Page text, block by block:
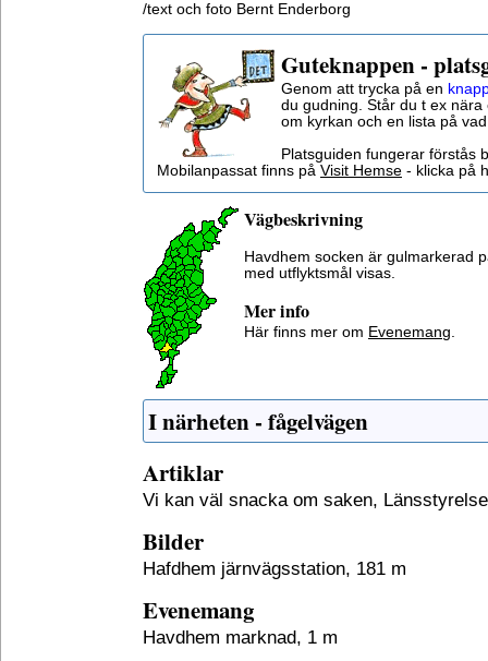
/text och foto Bernt Enderborg
Guteknappen -
Genom att trycka på en
du gudning. Står du t ex
om kyrkan och en lista på
Platsguiden fungerar förstås
Mobilanpassat finns på Visit Hemse - klicka på
Vägbeskrivning
Havdhem socken är gulmarkerad
med utflyktsmål visas.
Mer info
Här finns mer om Evenemang.
I närheten - fågelvägen
Artiklar
Vi kan väl snacka om saken,
Bilder
Hafdhem järnvägsstation, 181 m
Evenemang
Havdhem marknad, 1 m